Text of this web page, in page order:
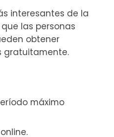
interesantes de la
las personas
obtener
gratuitamente.
máximo